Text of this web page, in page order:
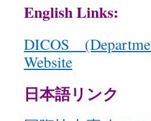
ツ
ス
English Links:
DICOS
Website
日本語リンク